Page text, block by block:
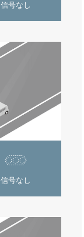
信号なし
信号なし